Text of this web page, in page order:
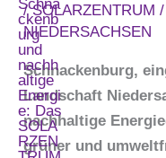
/SOLARZENTRUM
NIEDERSACHSEN
Schnackenburg,
Landschaft
nachhaltige
grüner und